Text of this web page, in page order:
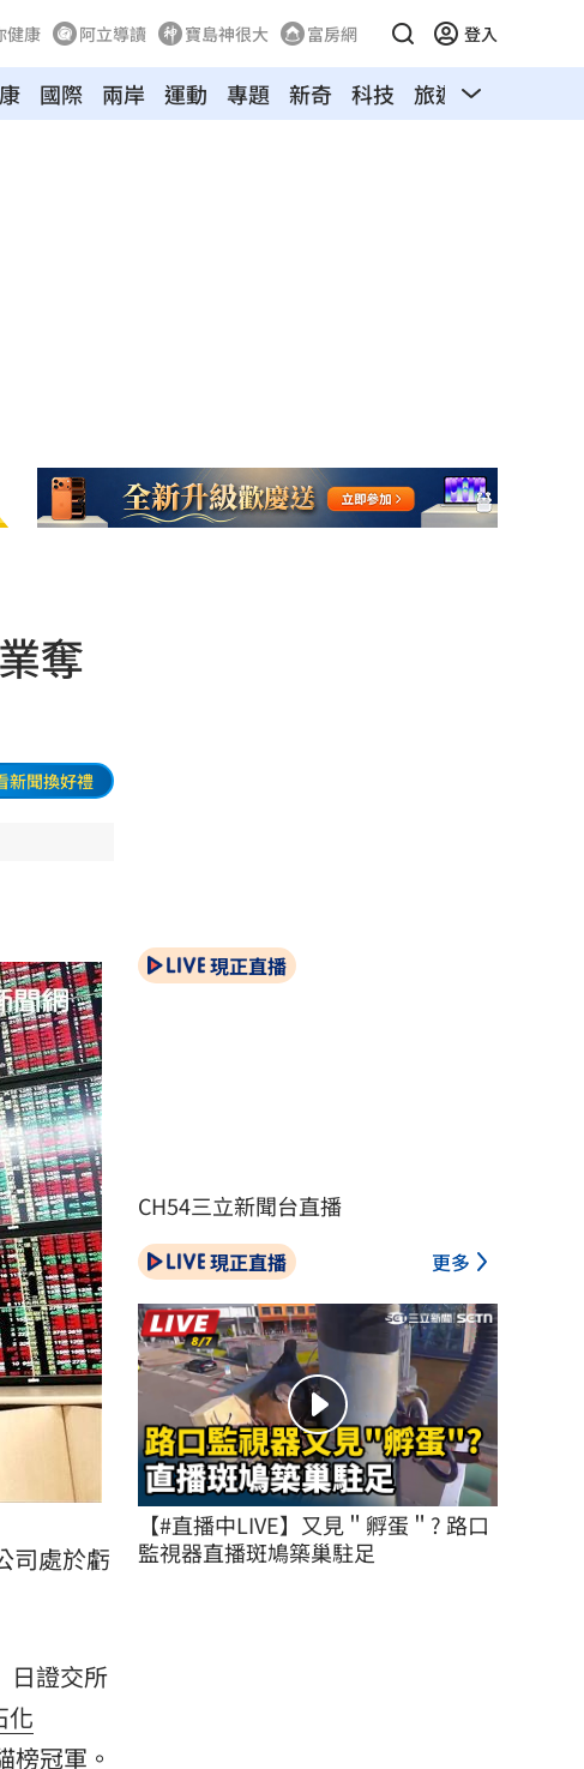
健康 阿立導讀 寶島神很大 富房網 登入
國際 兩岸 運動 專題 新奇 科技 旅遊 汽車
奪
新聞換好禮
司處於虧
日證交所
化
榜冠軍。
現正直播
CH54三立新聞台直播
現正直播 更多
【#直播中LIVE】又見＂孵蛋＂? 路口
監視器直播斑鳩築巢駐足